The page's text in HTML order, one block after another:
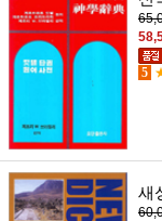
5
새